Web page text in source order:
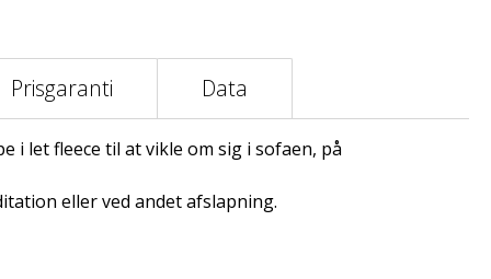
Prisgaranti Data
i let fleece til at vikle om sig i sofaen, på
eller ved andet afslapning.